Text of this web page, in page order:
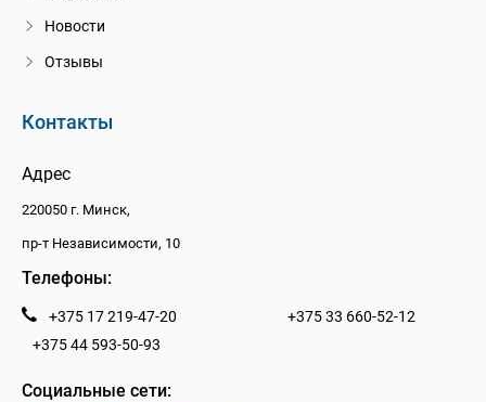
Новости
Отзывы
Контакты
Адрес
220050 г. Минск,
пр-т Независимости, 10
Телефоны:
+375 17 219-47-20
+375 33 660-52-12
+375 44 593-50-93
Социальные сети: